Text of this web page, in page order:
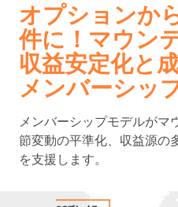
オプションか
件に！マウン
収益安定化と
メンバーシッ
メンバーシップモデルがマ
節変動の平準化、収益源の
を支援します。